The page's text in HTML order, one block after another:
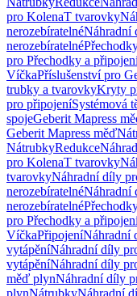
pro KolenaT tvarovky
nerozebíratelnéNáhradní
nerozebíratelné
pro Přechodky a
VíčkaPříslušenství pro
trubky a tvarovkyKryty
pro připojeníSystémová
spojeGeberit Mapress
Geberit Mapress měď
NátrubkyRedukce
pro KolenaT tvarovky
tvarovkyNáhradní díly
nerozebíratelnéNáhradní
nerozebíratelné
pro Přechodky a
VíčkaPřipojeníNáhradní
vytápěníNáhradní díly
vytápěníNáhradní díly
měď plynNáhradní díly
plynNátrubkyNáhradní